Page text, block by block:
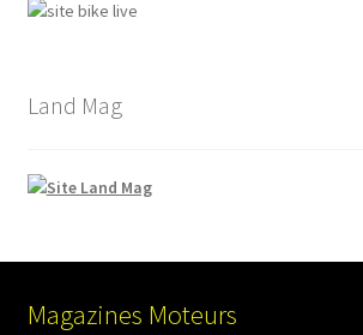
Land Mag
Magazines Moteurs